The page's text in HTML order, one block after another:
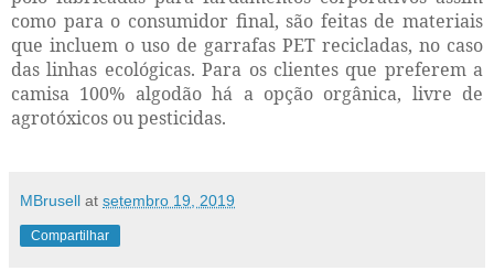
como para o consumidor final, são feitas de materiais
que incluem o uso de garrafas PET recicladas, no caso
das linhas ecológicas. Para os clientes que preferem a
camisa 100% algodão há a opção orgânica, livre de
agrotóxicos ou pesticidas.
MBrusell at setembro 19, 2019
Compartilhar